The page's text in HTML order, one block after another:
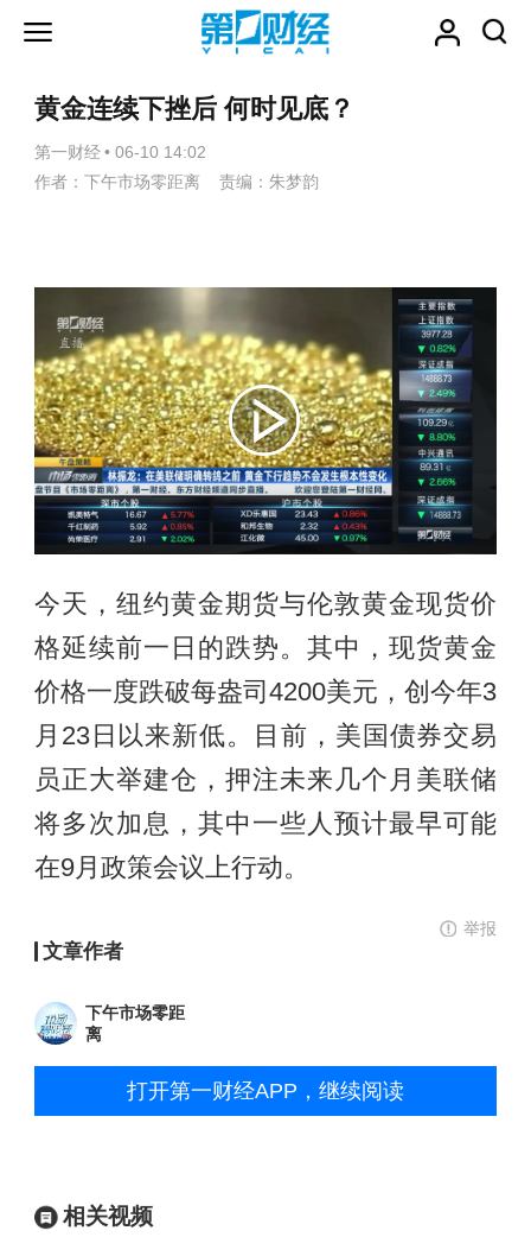
黄金连续下挫后 何时见底？
第一财经 • 06-10 14:02
作者：下午市场零距离 责编：朱梦韵
今天，纽约黄金期货与伦敦黄金现货价
格延续前一日的跌势。其中，现货黄金
价格一度跌破每盎司4200美元，创今年3
月23日以来新低。目前，美国债券交易
员正大举建仓，押注未来几个月美联储
将多次加息，其中一些人预计最早可能
在9月政策会议上行动。
举报
文章作者
下午市场零距
离
打开第一财经APP，继续阅读
相关视频